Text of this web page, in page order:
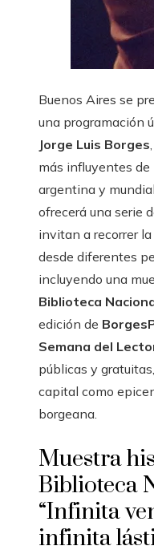
Buenos Aires se
una programación
Jorge Luis Borges
más influyentes de
argentina y
ofrecerá una serie
invitan a recorrer
desde diferentes
incluyendo una
Biblioteca
edición de
Semana del
públicas y
capital como
borgeana.
Muestra
Biblioteca
“Infinita
infinita